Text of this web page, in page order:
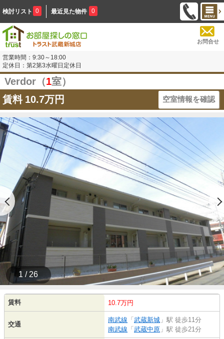
検討リスト 0 最近見た物件 0
お問合せ
営業時間：9:30～18:00
定休日：第2第3水曜日定休日
Verdor（1室）
賃料 10.7万円 空室情報を確認
1 / 26
賃料 10.7万円
交通
南武線 「 武蔵新城 」駅 徒歩11分
南武線 「 武蔵中原 」駅 徒歩21分